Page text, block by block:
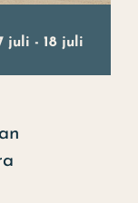
juli - 18 juli